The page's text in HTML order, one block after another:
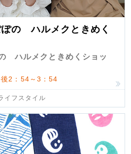
の ハルメクときめく
ハルメクときめくショッ
2：54～3：54
イフスタイル